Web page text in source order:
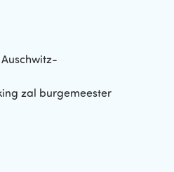
zal burgemeester